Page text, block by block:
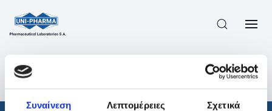
Συναίνεση Λεπτομέρειες Σχετικά
ΠΡΟΪΟΝΤΑ
ΑΠΟΤΕΛΕΣΜΑΤΑ ΑΝΑΖΗΤΗΣΗΣ